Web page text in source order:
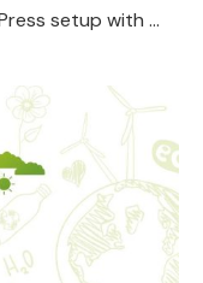
setup with …